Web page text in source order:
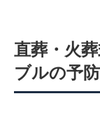
直葬・火
ブルの予